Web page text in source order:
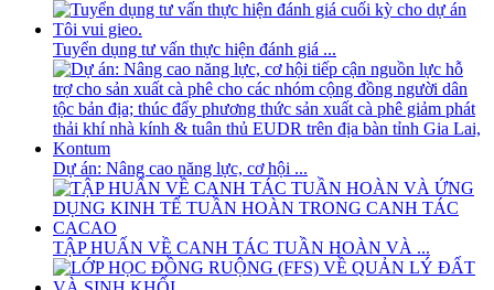
Tuyển dụng tư vấn thực hiện đánh giá ...
Dự án: Nâng cao năng lực, cơ hội ...
TẬP HUẤN VỀ CANH TÁC TUẦN HOÀN VÀ ...